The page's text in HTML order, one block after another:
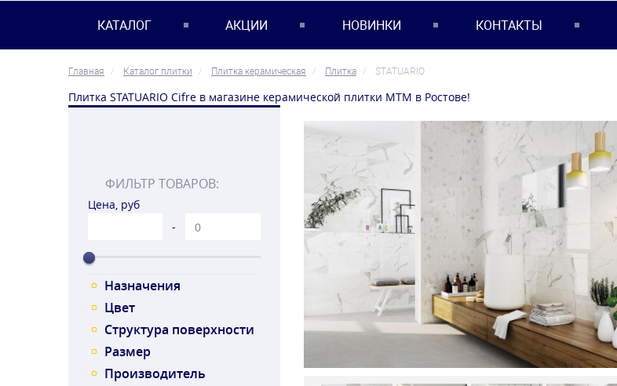
КАТАЛОГ АКЦИИ НОВИНКИ КОНТАКТЫ
Главная Каталог плитки Плитка керамическая Плитка STATUARIO
Плитка STATUARIO Cifre в магазине керамической плитки МТМ в Ростове!
ФИЛЬТР ТОВАРОВ:
Цена, руб
-
Назначения
Цвет
Структура поверхности
Размер
Производитель